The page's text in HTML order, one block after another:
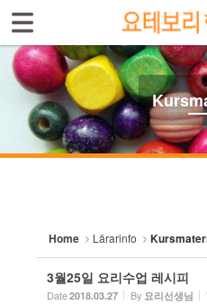
Home Lärarinfo
3월25일 요리수업 레시피
Date2018.03.27 By 요리선생님
Sign In Sign Up
Select language
Introduktion av skolan
Skolinfo
Lärarinfo
- Kursplan
Sketchbook5,
Sketchbook5,